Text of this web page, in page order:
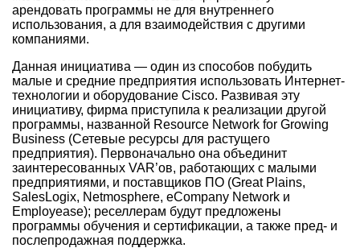
арендовать программы не для внутреннего
использования, а для взаимодействия с другими
компаниями.
Данная инициатива — один из способов побудить
малые и средние предприятия использовать Интернет-
технологии и оборудование Cisco. Развивая эту
инициативу, фирма приступила к реализации другой
программы, названной Resource Network for Growing
Business (Сетевые ресурсы для растущего
предприятия). Первоначально она объединит
заинтересованных VAR’ов, работающих с малыми
предприятиями, и поставщиков ПО (Great Plains,
SalesLogix, Netmosphere, eCompany Network и
Employease); реселлерам будут предложены
программы обучения и сертификации, а также пред- и
послепродажная поддержка.